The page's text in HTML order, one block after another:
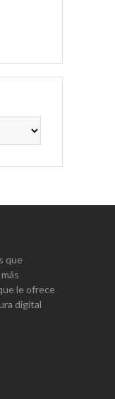
que
le ofrece
digital